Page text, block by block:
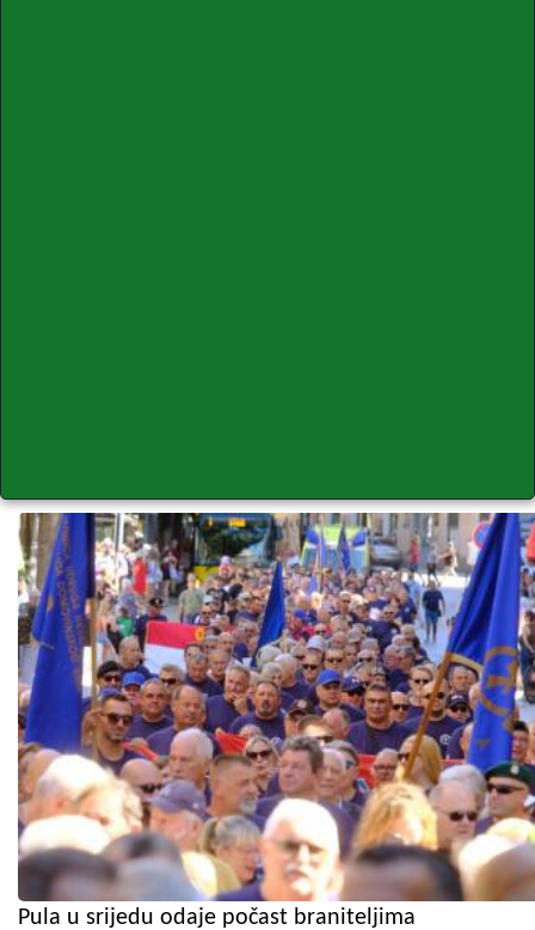
Pula u srijedu odaje počast braniteljima